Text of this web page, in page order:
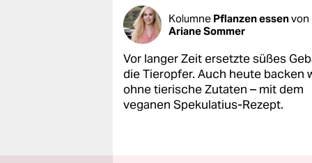
Kolumne Pflanzen essenvon
Ariane Sommer
Vor langer Zeit ersetzte süßes
die Tieropfer. Auch heute backen
ohne tierische Zutaten – mit dem
veganen Spekulatius-Rezept.